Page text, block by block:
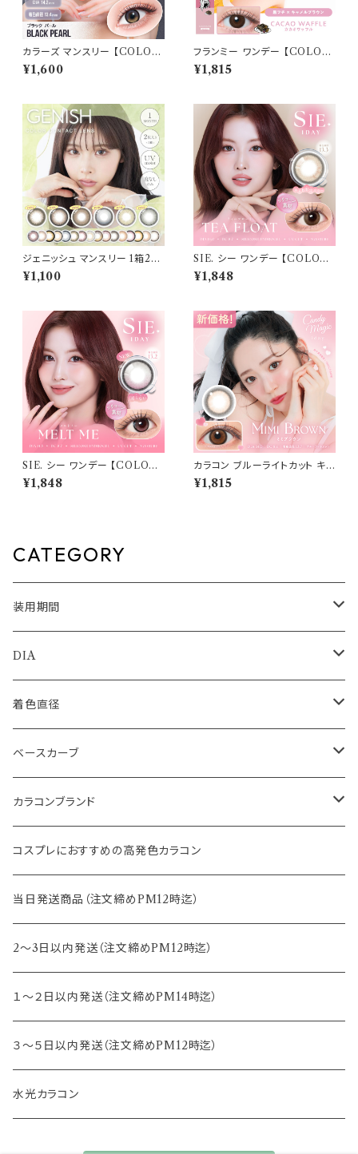
カラーズ マンスリー 【COLOR：
ブラックパール】 【1箱2枚入】【
一条響 イメージモデル 】 韓国
トレンズ
¥1,600
フランミー ワンデー 【COLOR：
カカオワッフル】【 1箱 10枚】 14.
2mm 14.5mm 8.5mm 8.6m
タクトレンズ
¥1,815
ジェニッシュ マンスリー 1箱2枚
カラコン 度なし カラーコンタク
ト 1ヶ月 ワンマンス コンタクトレ
分配合 低含水 1ヶ月 度なし カ
ラコン マンスリー ナチュラル ム
ーン
¥1,100
SIE. シー ワンデー 【COLOR：
ティーフロート 】 1箱10枚入 シ
リコーン 回らない水光レンズ M
ン カラーコンタクト ナチュラル
ブラック ブラウン 裸眼風 フチ
ベージュ グレー 1日使い捨て
¥1,848
SIE. シー ワンデー 【COLOR：
メルトミー 】 1箱10枚入 シリコ
ーン 回らない水光レンズ MO
ージュ グレー 1日使い捨て
¥1,848
カラコン ブルーライトカット キャ
ンディーマジック ワンデー 【CO
LOR：ミミブラウン】1箱10枚 度
¥1,815
CATEGORY
装用期間
1day
1month
2ｗeek
DIA
14.0mm
14.1mm
14.2mm
14.5mm
15.0mm
14.4mm
着色直径
12.5mm
12.8mm
13.0mm
13.2mm
13.3mm
13.4mm
13.5mm
13.6mm
ベースカーブ
8.6mm
8.7mm
8.8mm
8.5mm
カラコンブランド
エバーカラー
エヌズコレクション
トパーズ
キャンディーマジック
レヴィア
チュチュ
コスプレにおすすめの高発色カラコン
当日発送商品（注文締めPM12時迄）
2～3日以内発送（注文締めPM12時迄）
１～２日以内発送（注文締めPM14時迄）
３～５日以内発送（注文締めPM12時迄）
水光カラコン